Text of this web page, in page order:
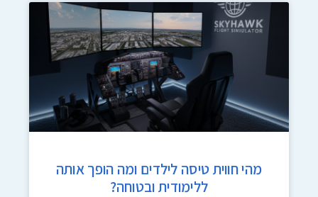
מהי חווית טיסה לילדים ומה הופך אותה
ללימודית ובטוחה?